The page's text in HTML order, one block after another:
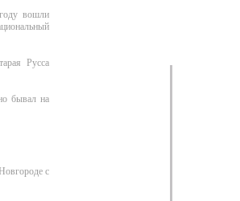
вошли
Русса
бывал на
с